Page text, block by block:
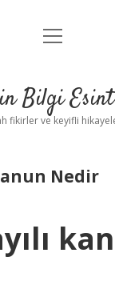
Anasayfa
Yasal Uyarı
menüyü
Bilgi
fikirler ve keyifli
Nedir